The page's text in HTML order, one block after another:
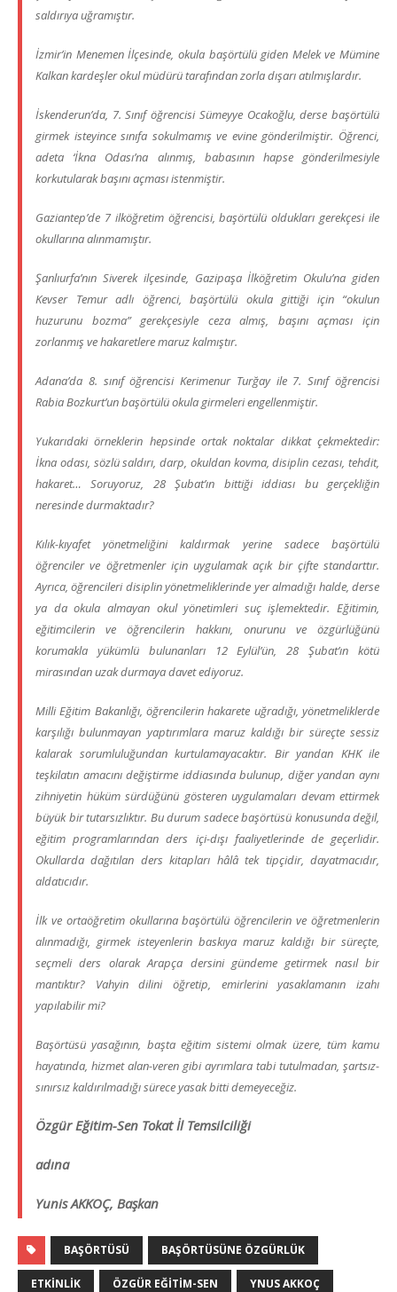
saldırıya uğramıştır.
İzmir’in Menemen İlçesinde, okula başörtülü giden Melek ve Mümine
Kalkan kardeşler okul müdürü tarafından zorla dışarı atılmışlardır.
İskenderun’da, 7. Sınıf öğrencisi Sümeyye Ocakoğlu, derse başörtülü
girmek isteyince sınıfa sokulmamış ve evine gönderilmiştir. Öğrenci,
adeta ‘İkna Odası’na alınmış, babasının hapse gönderilmesiyle
korkutularak başını açması istenmiştir.
Gaziantep’de 7 ilköğretim öğrencisi, başörtülü oldukları gerekçesi ile
okullarına alınmamıştır.
Şanlıurfa’nın Siverek ilçesinde, Gazipaşa İlköğretim Okulu’na giden
Kevser Temur adlı öğrenci, başörtülü okula gittiği için “okulun
huzurunu bozma” gerekçesiyle ceza almış, başını açması için
zorlanmış ve hakaretlere maruz kalmıştır.
Adana’da 8. sınıf öğrencisi Kerimenur Turğay ile 7. Sınıf öğrencisi
Rabia Bozkurt’un başörtülü okula girmeleri engellenmiştir.
Yukarıdaki örneklerin hepsinde ortak noktalar dikkat çekmektedir:
İkna odası, sözlü saldırı, darp, okuldan kovma, disiplin cezası, tehdit,
hakaret… Soruyoruz, 28 Şubat’ın bittiği iddiası bu gerçekliğin
neresinde durmaktadır?
Kılık-kıyafet yönetmeliğini kaldırmak yerine sadece başörtülü
öğrenciler ve öğretmenler için uygulamak açık bir çifte standarttır.
Ayrıca, öğrencileri disiplin yönetmeliklerinde yer almadığı halde, derse
ya da okula almayan okul yönetimleri suç işlemektedir. Eğitimin,
eğitimcilerin ve öğrencilerin hakkını, onurunu ve özgürlüğünü
korumakla yükümlü bulunanları 12 Eylül’ün, 28 Şubat’ın kötü
mirasından uzak durmaya davet ediyoruz.
Milli Eğitim Bakanlığı, öğrencilerin hakarete uğradığı, yönetmeliklerde
karşılığı bulunmayan yaptırımlara maruz kaldığı bir süreçte sessiz
kalarak sorumluluğundan kurtulamayacaktır. Bir yandan KHK ile
teşkilatın amacını değiştirme iddiasında bulunup, diğer yandan aynı
zihniyetin hüküm sürdüğünü gösteren uygulamaları devam ettirmek
büyük bir tutarsızlıktır. Bu durum sadece başörtüsü konusunda değil,
eğitim programlarından ders içi-dışı faaliyetlerinde de geçerlidir.
Okullarda dağıtılan ders kitapları hâlâ tek tipçidir, dayatmacıdır,
aldatıcıdır.
İlk ve ortaöğretim okullarına başörtülü öğrencilerin ve öğretmenlerin
alınmadığı, girmek isteyenlerin baskıya maruz kaldığı bir süreçte,
seçmeli ders olarak Arapça dersini gündeme getirmek nasıl bir
mantıktır? Vahyin dilini öğretip, emirlerini yasaklamanın izahı
yapılabilir mi?
Başörtüsü yasağının, başta eğitim sistemi olmak üzere, tüm kamu
hayatında, hizmet alan-veren gibi ayrımlara tabi tutulmadan, şartsız-
sınırsız kaldırılmadığı sürece yasak bitti demeyeceğiz.
Özgür Eğitim-Sen Tokat İl Temsilciliği
adına
Yunis AKKOÇ, Başkan
BAŞÖRTÜSÜ BAŞÖRTÜSÜNE ÖZGÜRLÜK
ETKINLIK ÖZGÜR EĞITIM-SEN YNUS AKKOÇ